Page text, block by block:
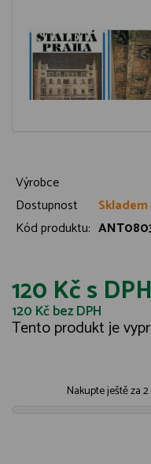
Výrobce
Dostupnost
Kód produktu:
120 Kčs DPH
120 Kčbez DPH
Tento produkt je
Nakupte ještě za